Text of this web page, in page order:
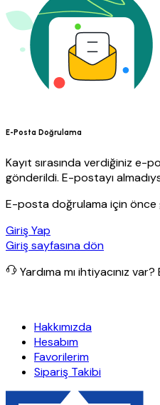
E-Posta Doğrulama
Kayıt sırasında verdiğiniz e-
gönderildi. E-postayı
E-posta doğrulama için önce
Giriş Yap
Giriş sayfasına dön
Yardıma mı ihtiyacınız var?
Hakkımızda
Hesabım
Favorilerim
Sipariş Takibi